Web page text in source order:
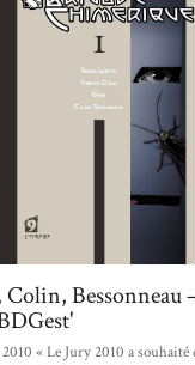
Colin, Bessonneau
« Le Jury 2010 a